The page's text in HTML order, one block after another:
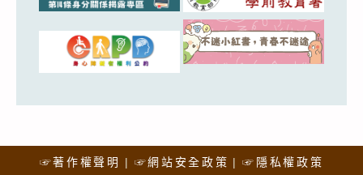
☞著作權聲明 ☞網站安全政策 ☞隱私權政策